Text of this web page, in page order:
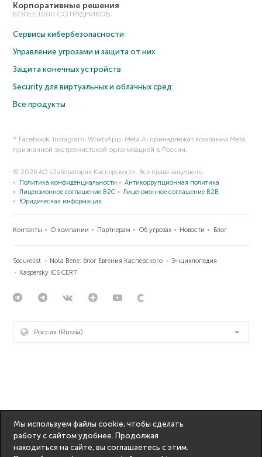
Корпоративные решения
БОЛЕЕ 1000 СОТРУДНИКОВ
Сервисы кибербезопасности
Управление угрозами и защита от них
Защита конечных устройств
Security для виртуальных и облачных сред
Все продукты
* Facebook, Instagram, WhatsApp, Meta AI принадлежат компании Meta,
признанной экстремистской организацией в России.
© 2026 АО «Лаборатория Касперского». Все права защищены.
Политика конфиденциальности
Антикоррупционная политика
Лицензионное соглашение B2C
Лицензионное соглашение B2B
Юридическая информация
Контакты О компании Партнерам Об угрозах Новости Блог
Securelist Nota Bene: блог Евгения Касперского
Энциклопедия
Kaspersky ICS CERT
Россия (Russia)
Мы используем файлы cookie, чтобы сделать
работу с сайтом удобнее. Продолжая
находиться на сайте, вы соглашаетесь с этим.